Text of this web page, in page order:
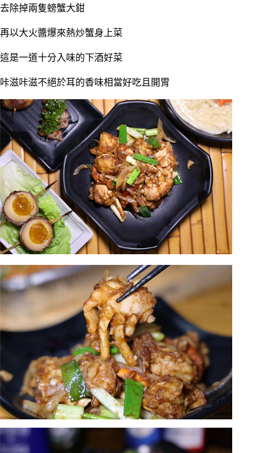
去除掉兩隻螃蟹大鉗
再以大火醬爆來熱炒蟹身上菜
這是一道十分入味的下酒好菜
咔滋咔滋不絕於耳的香味相當好吃且開胃